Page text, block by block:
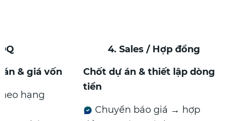
& giá vốn
hạng
4. Sales / Hợp đồng
Chốt dự án & thiết lập dòng
tiền
Chuyển báo giá → hợp